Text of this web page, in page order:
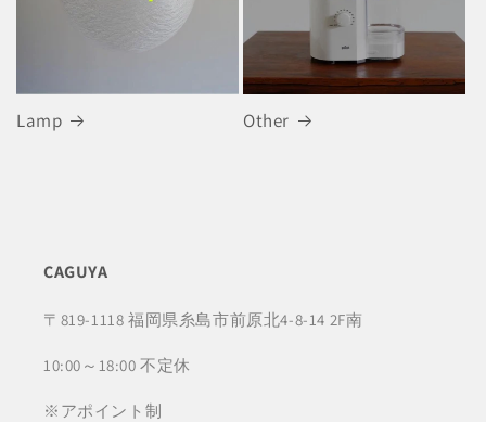
Lamp Other
CAGUYA
〒819-1118 福岡県糸島市前原北4-8-14 2F南
10:00～18:00 不定休
※アポイント制